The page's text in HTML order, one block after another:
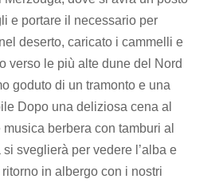
e portare il necessario per
deserto, caricato i cammelli e
verso le più alte dune del Nord
goduto di un tramonto e una
Dopo una deliziosa cena al
berbera con tamburi al
sveglierà per vedere l’alba e
in albergo con i nostri